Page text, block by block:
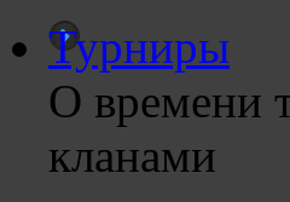
Турниры
О времени
кланами